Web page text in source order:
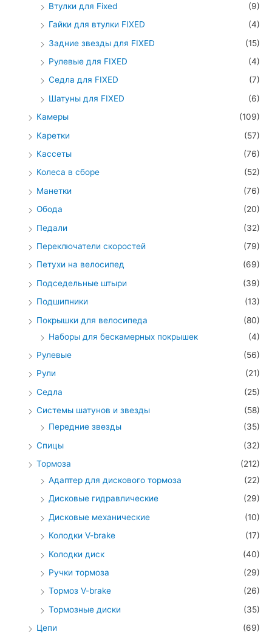
Втулки для Fixed
(9)
Гайки для втулки FIXED
(4)
Задние звезды для FIXED
(15)
Рулевые для FIXED
(4)
Седла для FIXED
(7)
Шатуны для FIXED
(6)
Камеры
(109)
Каретки
(57)
Кассеты
(76)
Колеса в сборе
(52)
Манетки
(76)
Обода
(20)
Педали
(32)
Переключатели скоростей
(79)
Петухи на велосипед
(69)
Подседельные штыри
(39)
Подшипники
(13)
Покрышки для велосипеда
(80)
Наборы для бескамерных покрышек
(4)
Рулевые
(56)
Рули
(21)
Седла
(25)
Системы шатунов и звезды
(58)
Передние звезды
(35)
Спицы
(32)
Тормоза
(212)
Адаптер для дискового тормоза
(22)
Дисковые гидравлические
(29)
Дисковые механические
(10)
Колодки V-brake
(17)
Колодки диск
(40)
Ручки тормоза
(29)
Тормоз V-brake
(26)
Тормозные диски
(35)
Цепи
(69)